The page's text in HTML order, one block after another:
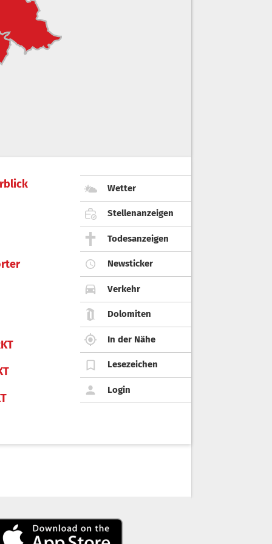
Wetter
Stellenanzeigen
Todesanzeigen
Newsticker
Verkehr
Dolomiten
In der Nähe
Lesezeichen
Login